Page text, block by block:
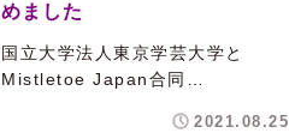
めました
国立大学法人東京学芸大学と
Mistletoe Japan合同…
2021.08.25